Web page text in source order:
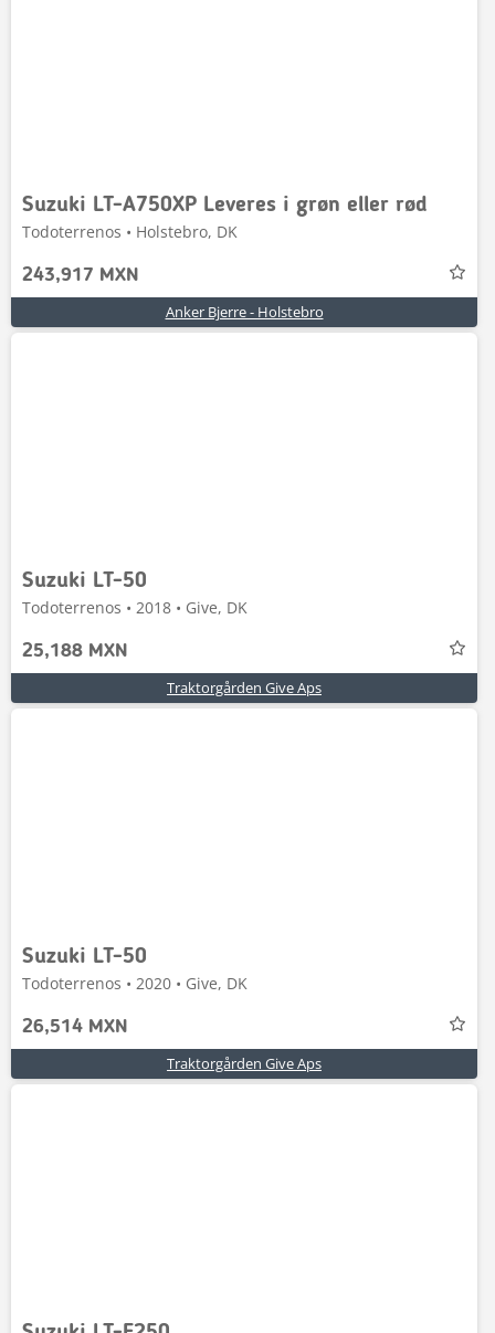
Suzuki LT-A750XP Leveres i grøn eller rød
Todoterrenos • Holstebro, DK
243,917 MXN
Anker Bjerre - Holstebro
Suzuki LT-50
Todoterrenos • 2018 • Give, DK
25,188 MXN
Traktorgården Give Aps
Suzuki LT-50
Todoterrenos • 2020 • Give, DK
26,514 MXN
Traktorgården Give Aps